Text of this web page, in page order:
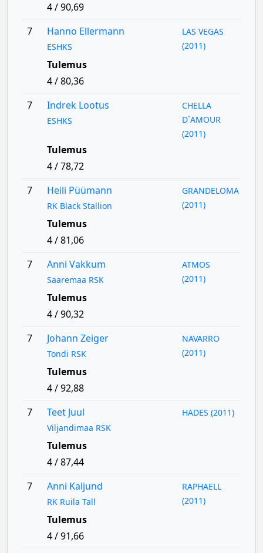
4 / 90,69
7
Hanno Ellermann
ESHKS
LAS VEGAS
(2011)
Tulemus
4 / 80,36
7
Indrek Lootus
ESHKS
CHELLA
D`AMOUR
(2011)
Tulemus
4 / 78,72
7
Heili Püümann
RK Black Stallion
GRANDELOMA
(2011)
Tulemus
4 / 81,06
7
Anni Vakkum
Saaremaa RSK
ATMOS
(2011)
Tulemus
4 / 90,32
7
Johann Zeiger
Tondi RSK
NAVARRO
(2011)
Tulemus
4 / 92,88
7
Teet Juul
Viljandimaa RSK
HADES (2011)
Tulemus
4 / 87,44
7
Anni Kaljund
RK Ruila Tall
RAPHAELL
(2011)
Tulemus
4 / 91,66